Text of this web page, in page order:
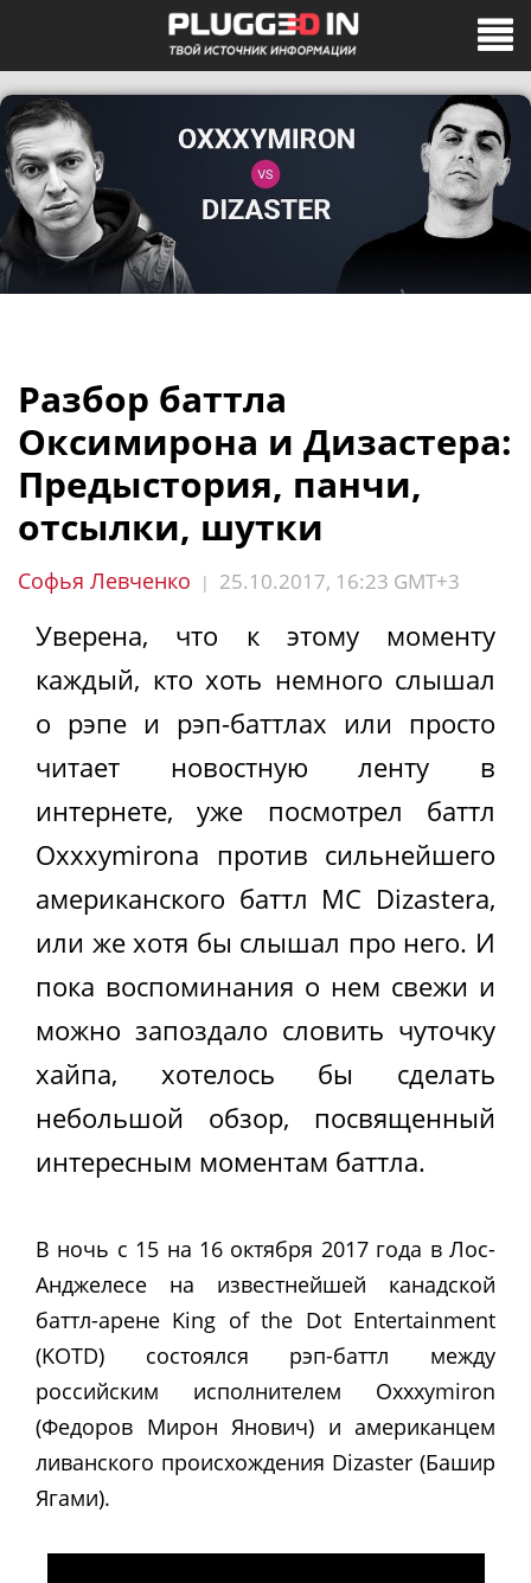
Разбор баттла
Оксимирона и Дизастера:
Предыстория, панчи,
отсылки, шутки
Софья Левченко | 25.10.2017, 16:23 GMT+3
Уверена, что к этому моменту
каждый, кто хоть немного слышал
о рэпе и рэп-баттлах или просто
читает новостную ленту в
интернете, уже посмотрел баттл
Oxxxymironа против сильнейшего
американского баттл MC Dizasterа,
или же хотя бы слышал про него. И
пока воспоминания о нем свежи и
можно запоздало словить чуточку
хайпа, хотелось бы сделать
небольшой обзор, посвященный
интересным моментам баттла.
В ночь с 15 на 16 октября 2017 года в Лос-
Анджелесе на известнейшей канадской
баттл-арене King of the Dot Entertainment
(KOTD) состоялся рэп-баттл между
российским исполнителем Oxxxymiron
(Федоров Мирон Янович) и американцем
ливанского происхождения Dizaster (Башир
Ягами).